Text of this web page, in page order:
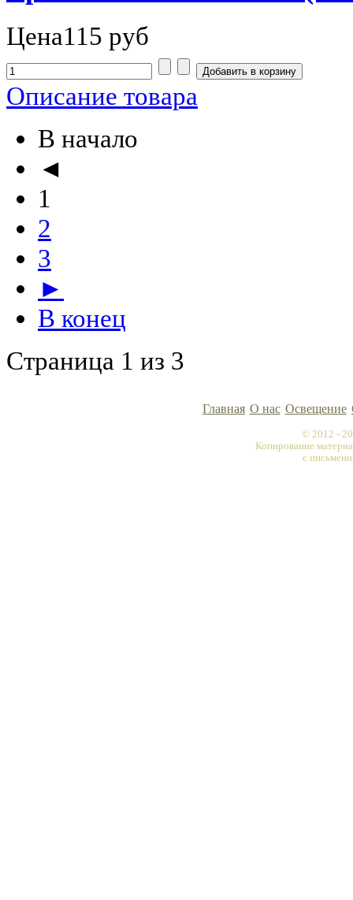
Цена115 руб
Описание товара
В начало
◄
1
2
3
►
В конец
Страница 1 из 3
Главная О нас Освещение
© 2012 -
Копирование
с